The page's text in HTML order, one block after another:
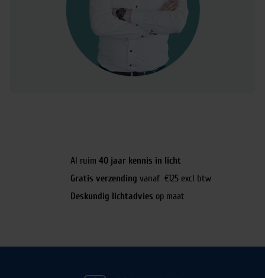
Al ruim 40 jaar kennis in licht
Gratis verzending vanaf €125 excl btw
Deskundig lichtadvies op maat